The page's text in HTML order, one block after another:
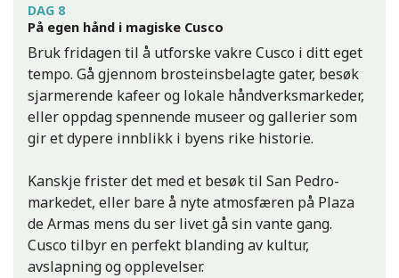
DAG 8
På egen hånd i magiske Cusco
Bruk fridagen til å utforske vakre Cusco i ditt eget
tempo. Gå gjennom brosteinsbelagte gater, besøk
sjarmerende kafeer og lokale håndverksmarkeder,
eller oppdag spennende museer og gallerier som
gir et dypere innblikk i byens rike historie.
Kanskje frister det med et besøk til San Pedro-
markedet, eller bare å nyte atmosfæren på Plaza
de Armas mens du ser livet gå sin vante gang.
Cusco tilbyr en perfekt blanding av kultur,
avslapning og opplevelser.